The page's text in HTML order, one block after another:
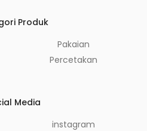
Produk
Pakaian
Percetakan
Media
instagram